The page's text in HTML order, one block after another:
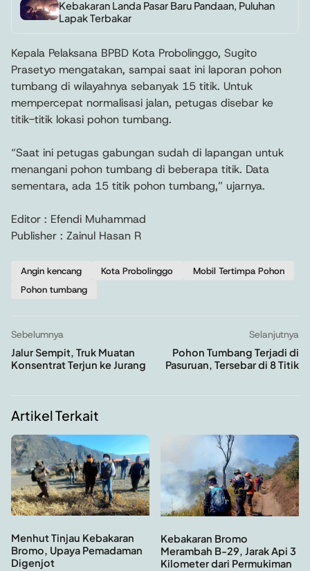
Kebakaran Landa Pasar Baru Pandaan, Puluhan
Lapak Terbakar
Kepala Pelaksana BPBD Kota Probolinggo, Sugito
Prasetyo mengatakan, sampai saat ini laporan pohon
tumbang di wilayahnya sebanyak 15 titik. Untuk
mempercepat normalisasi jalan, petugas disebar ke
titik-titik lokasi pohon tumbang.
“Saat ini petugas gabungan sudah di lapangan untuk
menangani pohon tumbang di beberapa titik. Data
sementara, ada 15 titik pohon tumbang,” ujarnya.
Editor : Efendi Muhammad
Publisher : Zainul Hasan R
Angin kencang Kota Probolinggo
Mobil Tertimpa Pohon
Pohon tumbang
Sebelumnya
Jalur Sempit, Truk Muatan
Konsentrat Terjun ke Jurang
Selanjutnya
Pohon Tumbang Terjadi di
Pasuruan, Tersebar di 8 Titik
Artikel Terkait
Menhut Tinjau Kebakaran
Bromo, Upaya Pemadaman
Digenjot
Kebakaran Bromo
Merambah B-29, Jarak Api 3
Kilometer dari Permukiman